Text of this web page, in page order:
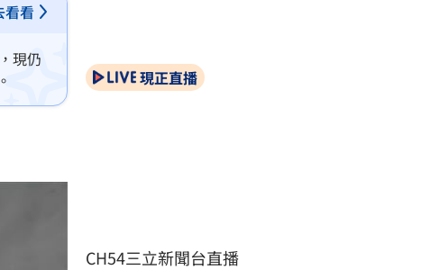
看看
現仍
現正直播
CH54三立新聞台直播